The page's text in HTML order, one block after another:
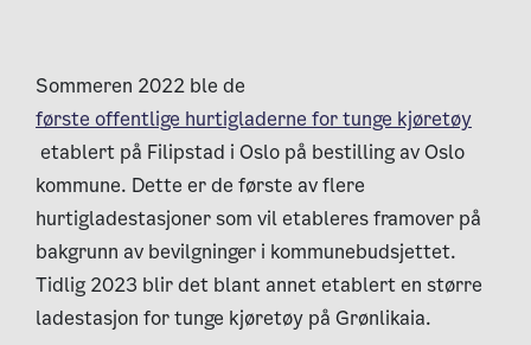
Sommeren 2022 ble de
første offentlige hurtigladerne for tunge kjøretøy
etablert på Filipstad i Oslo på bestilling av Oslo
kommune. Dette er de første av flere
hurtigladestasjoner som vil etableres framover på
bakgrunn av bevilgninger i kommunebudsjettet.
Tidlig 2023 blir det blant annet etablert en større
ladestasjon for tunge kjøretøy på Grønlikaia.